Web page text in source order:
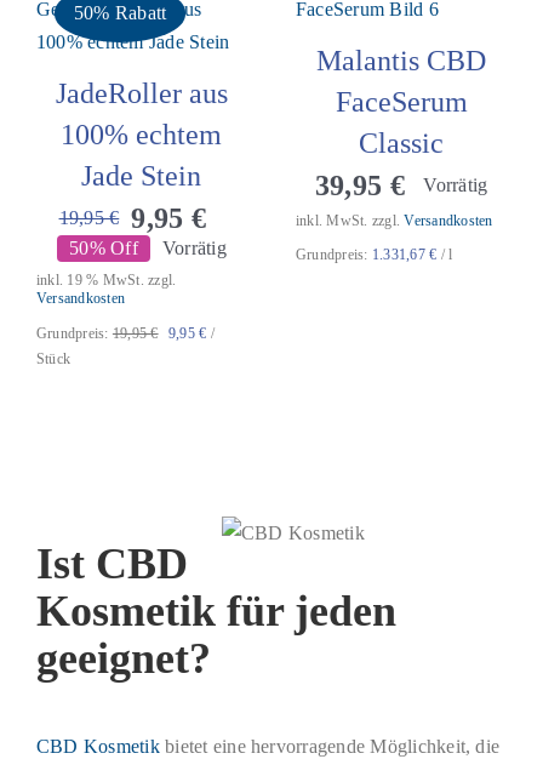
50% Rabatt
JadeRoller aus
100% echtem
Jade Stein
19,95€
Ursprünglicher
Preis
war:
19,95 €
9,95€
Aktueller
Preis
ist:
9,95 €.
50% Off Vorrätig
inkl. 19 % MwSt. zzgl.
Versandkosten
Grundpreis: 19,95€ 9,95€ /
Stück
Malantis CBD
FaceSerum
Classic
39,95 € Vorrätig
inkl. MwSt. zzgl.Versandkosten
Grundpreis: 1.331,67€ /l
Ist CBD
Kosmetik für jeden
geeignet?
CBD Kosmetikbietet eine hervorragende Möglichkeit, die